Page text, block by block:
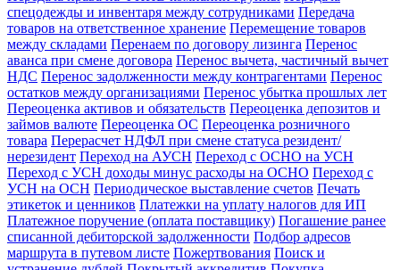
спецодежды и инвентаря между сотрудниками Передача
товаров на ответственное хранение Перемещение товаров
между складами Перенаем по договору лизинга Перенос
аванса при смене договора Перенос вычета, частичный вычет
НДС Перенос задолженности между контрагентами Перенос
остатков между организациями Перенос убытка прошлых лет
Переоценка активов и обязательств Переоценка депозитов и
займов валюте Переоценка ОС Переоценка розничного
товара Перерасчет НДФЛ при смене статуса резидент/
нерезидент Переход на АУСН Переход с ОСНО на УСН
Переход с УСН доходы минус расходы на ОСНО Переход с
УСН на ОСН Периодическое выставление счетов Печать
этикеток и ценников Платежки на уплату налогов для ИП
Платежное поручение (оплата поставщику) Погашение ранее
списанной дебиторской задолженности Подбор адресов
маршрута в путевом листе Пожертвования Поиск и